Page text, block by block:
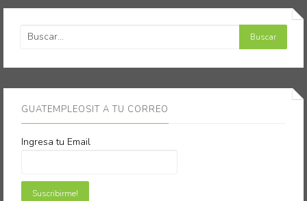
GUATEMPLEOSIT A TU CORREO
Ingresa tu Email